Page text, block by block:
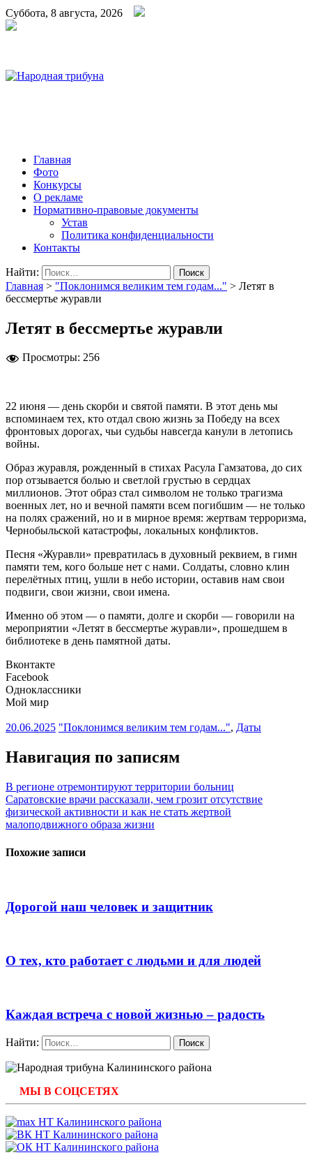
Суббота, 8 августа, 2026
Главная
Фото
Конкурсы
О рекламе
Нормативно-правовые документы
Устав
Политика конфиденциальности
Контакты
Найти:
Главная > "Поклонимся великим тем годам..." > Летят в
бессмертье журавли
Летят в бессмертье журавли
Просмотры: 256
22 июня — день скорби и святой памяти. В этот день мы
вспоминаем тех, кто отдал свою жизнь за Победу на всех
фронтовых дорогах, чьи судьбы навсегда канули в летопись
войны.
Образ журавля, рожденный в стихах Расула Гамзатова, до сих
пор отзывается болью и светлой грустью в сердцах
миллионов. Этот образ стал символом не только трагизма
военных лет, но и вечной памяти всем погибшим — не только
на полях сражений, но и в мирное время: жертвам терроризма,
Чернобыльской катастрофы, локальных конфликтов.
Песня «Журавли» превратилась в духовный реквием, в гимн
памяти тем, кого больше нет с нами. Солдаты, словно клин
перелётных птиц, ушли в небо истории, оставив нам свои
подвиги, свои жизни, свои имена.
Именно об этом — о памяти, долге и скорби — говорили на
мероприятии «Летят в бессмертье журавли», прошедшем в
библиотеке в день памятной даты.
Вконтакте
Facebook
Одноклассники
Мой мир
20.06.2025 "Поклонимся великим тем годам...", Даты
Навигация по записям
В регионе отремонтируют территории больниц
Саратовские врачи рассказали, чем грозит отсутствие
физической активности и как не стать жертвой
малоподвижного образа жизни
Похожие записи
Дорогой наш человек и защитник
О тех, кто работает с людьми и для людей
Каждая встреча с новой жизнью – радость
Найти:
МЫ В СОЦСЕТЯХ